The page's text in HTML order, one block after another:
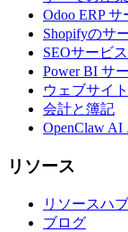
Odoo ERP サ
Shopifyのサ
SEOサービス
Power BI サ
ウェブサイ
会計と簿記
OpenClaw AI
リソース
リソースハブ
ブログ